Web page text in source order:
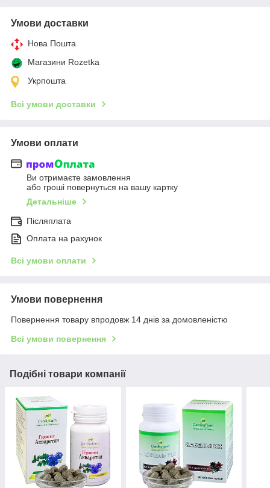
Умови доставки
Нова Пошта
Магазини Rozetka
Укрпошта
Всі умови доставки
Умови оплати
Ви отримаєте замовлення
або гроші повернуться на вашу картку
Детальніше
Післяплата
Оплата на рахунок
Всі умови оплати
Умови повернення
Повернення товару впродовж 14 днів за домовленістю
Всі умови повернення
Подібні товари компанії